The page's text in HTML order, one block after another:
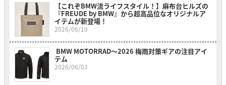
【これぞBMW流ライフスタイル！】麻布台ヒルズの
『FREUDE by BMW』から超高品位なオリジナルア
イテムが新登場！
2026/06/10
BMW MOTORRAD〜2026 梅雨対策ギアの注目アイ
テム
2026/06/03